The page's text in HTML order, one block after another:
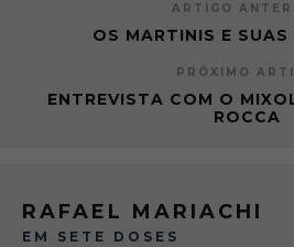
ARTIGO
OS MARTINIS E SUAS
PRÓXIMO
ENTREVISTA COM O
ROCCA
RAFAEL MARIACHI
EM SETE DOSES